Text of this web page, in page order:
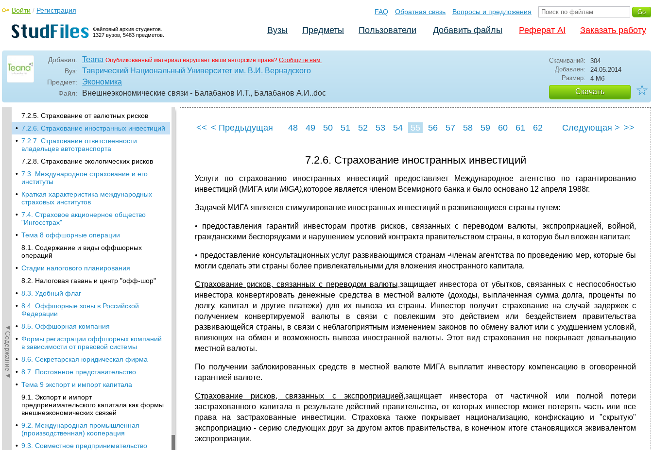
Файловый архив студентов.
1327 вузов, 5483 предметов.
Войти / Регистрация FAQ Обратная связь Вопросы и предложения
Вузы Предметы Пользователи Добавить файлы Реферат AI Заказать работу
Добавил: Teana Опубликованный материал нарушает ваши авторские права? Сообщите нам.
Вуз: Таврический Национальный Университет им. В.И. Вернадского
Предмет: Экономика
Файл: Внешнеэкономические связи - Балабанов И.Т., Балабанов А.И..doc
Скачиваний:
304
Добавлен:
24.05.2014
Размер:
4 Мб
Скачать ☆
◄Содержание◄
• 7.2. Содержание отдельных видов
страхования внешнеэкономических связей
7.2.1. Медицинское страхование туристов
расходов российских туристов, выезжающих
за рубеж*
• 7.2.2. Страхование на случай плохой
7.2.3. Страхование делькредере
7.2.4. Страхование депозитов
7.2.5. Страхование от валютных рисков
• 7.2.6. Страхование иностранных инвестиций
• 7.2.7. Страхование ответственности
владельцев автотранспорта
7.2.8. Страхование экологических рисков
• 7.3. Международное страхование и его
институты
• Краткая характеристика международных
страховых институтов
• 7.4. Страховое акционерное общество
"Ингосстрах"
• Тема 8 оффшорные операции
8.1. Содержание и виды оффшорных
операций
• Стадии налогового планирования
8.2. Налоговая гавань и центр "офф-шор"
• 8.3. Удобный флаг
• 8.4. Оффшорные зоны в Российской
Федерации
• 8.5. Оффшорная компания
• Формы регистрации оффшорных компаний
в зависимости от правовой системы
• 8.6. Секретарская юридическая фирма
• 8.7. Постоянное представительство
• Тема 9 экспорт и импорт капитала
9.1. Экспорт и импорт
предпринимательского капитала как формы
внешнеэкономических связей
• 9.2. Международная промышленная
(производственная) кооперация
• 9.3. Совместное предпринимательство
<< < Предыдущая 48 49 50 51 52 53 54 55 56 57 58 59 60 61
62
Следующая > >>
7.2.6. Страхование иностранных инвестиций
Услуги по страхованию иностранных инвестиций предоставляет Международное агентство по гарантированию
инвестиций (МИГА или MIGA),которое является членом Всемирного банка и было основано 12 апреля 1988г.
Задачей МИГА является стимулирование иностранных инвестиций в развивающиеся страны путем:
• предоставления гарантий инвесторам против рисков, связанных с переводом валюты, экспроприацией, войной,
гражданскими беспорядками и нарушением условий контракта правительством страны, в которую был вложен капитал;
• предоставление консультационных услуг развивающимся странам -членам агентства по проведению мер, которые бы
могли сделать эти страны более привлекательными для вложения иностранного капитала.
Страхование рисков, связанных с переводом валюты,защищает инвестора от убытков, связанных с неспособностью
инвестора конвер­тировать денежные средства в местной валюте (доходы, выплаченная сумма долга, проценты по
долгу, капитал и другие платежи) для их вывоза из страны. Инвестор получит страхование на случай задержек с
получением конвертируемой валюты в связи с повлекшим это действием или бездействием правительства
развивающейся страны, в связи с небла­гоприятным изменением законов по обмену валют или с ухудшением условий,
влияющих на обмен и возможность вывоза иностранной валюты. Этот вид страхования не покрывает девальвацию
местной валюты.
По получении заблокированных средств в местной валюте МИГА выплатит инвестору компенсацию в оговоренной
гарантией валюте.
Страхование рисков, связанных с экспроприацией,защищает инвестора от частичной или полной потери
застрахованного капитала в результате действий правительства, от которых инвестор может потерять часть или все
права на застрахованные инвестиции. Страховка также покрывает национализацию, конфискацию и "скрытую"
экспроприацию - серию следующих друг за другом актов правительства, в конечном итоге становящихся эквивалентом
экспроприации.